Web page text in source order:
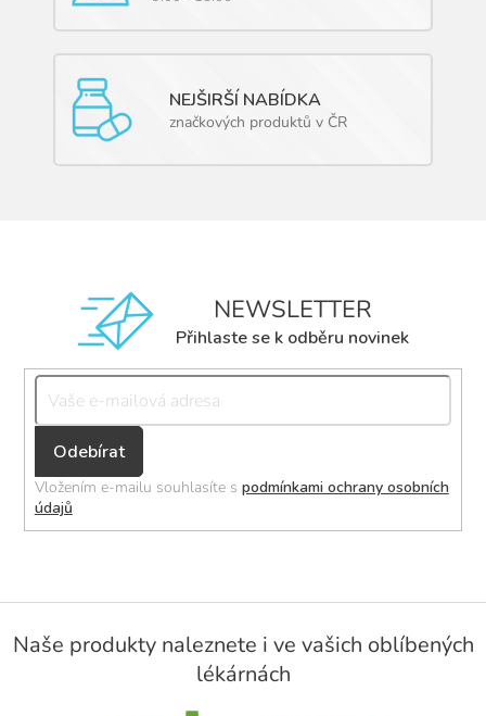
NEJŠIRŠÍ NABÍDKA
značkových produktů v ČR
NEWSLETTER
Přihlaste se k odběru novinek
Přihlásit
se
Vložením e-mailu souhlasíte s podmínkami ochrany osobních
údajů
Z
Naše produkty naleznete i ve vašich oblíbených
lékárnách